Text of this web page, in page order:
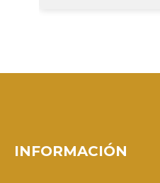
INFORMACIÓN